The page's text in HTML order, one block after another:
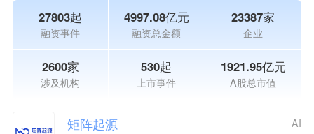
27803起
融资事件
4997.08亿元
融资总金额
23387家
企业
2600家
涉及机构
530起
上市事件
1921.95亿元
A股总市值
矩阵起源 AI